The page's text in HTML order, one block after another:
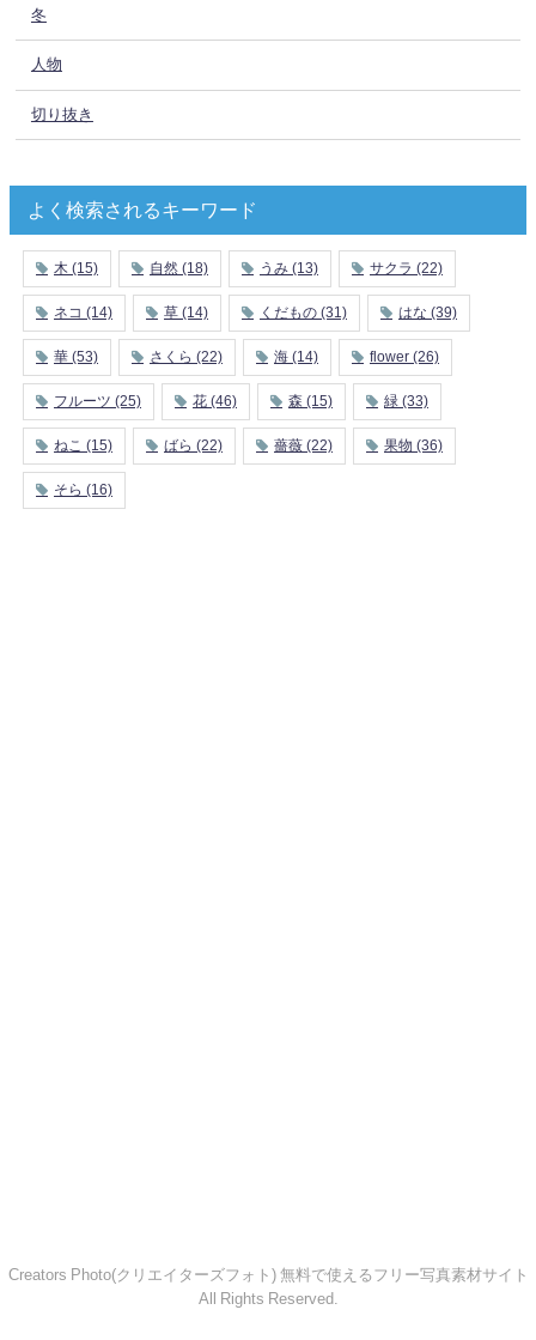
冬
人物
切り抜き
よく検索されるキーワード
木 (15) 自然 (18) うみ (13) サクラ (22)
ネコ (14) 草 (14) くだもの (31) はな (39)
華 (53) さくら (22) 海 (14) flower (26)
フルーツ (25) 花 (46) 森 (15) 緑 (33)
ねこ (15) ばら (22) 薔薇 (22) 果物 (36)
そら (16)
Creators Photo(クリエイターズフォト) 無料で使えるフリー写真素材サイト
All Rights Reserved.